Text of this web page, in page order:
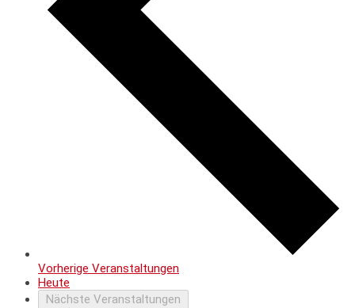
Vorherige Veranstaltungen
Heute
Nächste Veranstaltungen